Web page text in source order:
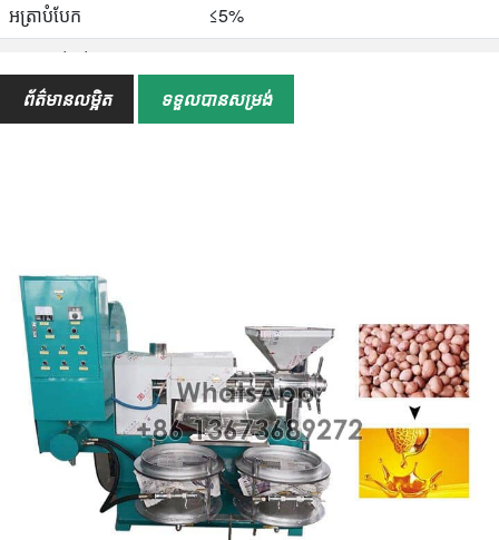
អត្រាបំបែក
≤5%
អត្រាបាត់បង់
សំណើម
10%
ព័ត៌មានលម្អិត ទទួលបានសម្រង់